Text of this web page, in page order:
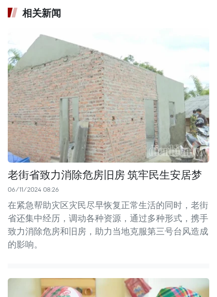
相关新闻
老街省致力消除危房旧房 筑牢民生安居梦
06/11/2024 08:26
在紧急帮助灾区灾民尽早恢复正常生活的同时，老街
省还集中经历，调动各种资源，通过多种形式，携手
致力消除危房和旧房，助力当地克服第三号台风造成
的影响。